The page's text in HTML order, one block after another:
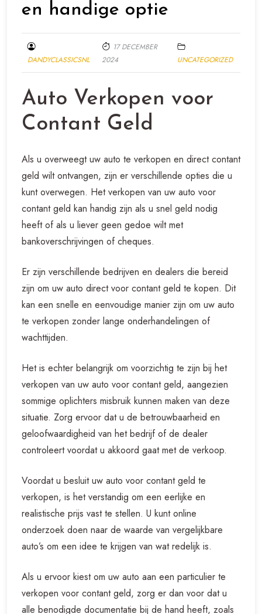
en handige optie
DANDYCLASSICSNL
17 DECEMBER
2024
UNCATEGORIZED
Auto Verkopen voor
Contant Geld
Als u overweegt uw auto te verkopen en direct contant
geld wilt ontvangen, zijn er verschillende opties die u
kunt overwegen. Het verkopen van uw auto voor
contant geld kan handig zijn als u snel geld nodig
heeft of als u liever geen gedoe wilt met
bankoverschrijvingen of cheques.
Er zijn verschillende bedrijven en dealers die bereid
zijn om uw auto direct voor contant geld te kopen. Dit
kan een snelle en eenvoudige manier zijn om uw auto
te verkopen zonder lange onderhandelingen of
wachttijden.
Het is echter belangrijk om voorzichtig te zijn bij het
verkopen van uw auto voor contant geld, aangezien
sommige oplichters misbruik kunnen maken van deze
situatie. Zorg ervoor dat u de betrouwbaarheid en
geloofwaardigheid van het bedrijf of de dealer
controleert voordat u akkoord gaat met de verkoop.
Voordat u besluit uw auto voor contant geld te
verkopen, is het verstandig om een ​​eerlijke en
realistische prijs vast te stellen. U kunt online
onderzoek doen naar de waarde van vergelijkbare
auto’s om een idee te krijgen van wat redelijk is.
Als u ervoor kiest om uw auto aan een particulier te
verkopen voor contant geld, zorg er dan voor dat u
alle benodigde documentatie bij de hand heeft, zoals